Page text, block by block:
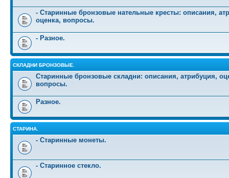
- Старинные бронзовые нательные кресты: описания,
оценка, вопросы.
- Разное.
СКЛАДНИ БРОНЗОВЫЕ.
Старинные бронзовые складни: описания, атрибуция,
вопросы.
Разное.
СТАРИНА.
- Старинные монеты.
- Старинное стекло.